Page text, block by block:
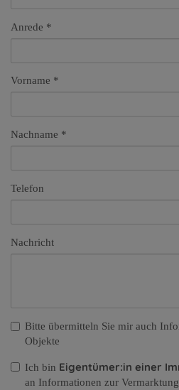
Anrede
Vorname
Nachname
Telefon
Nachricht
Bitte übermitteln Sie mir auch
Objekte
Ich bin Eigentümer:in einer
an Informationen zur